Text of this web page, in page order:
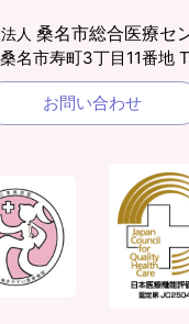
人 桑名市総合医療セ
名市寿町3丁目11番地
お問い合わせ